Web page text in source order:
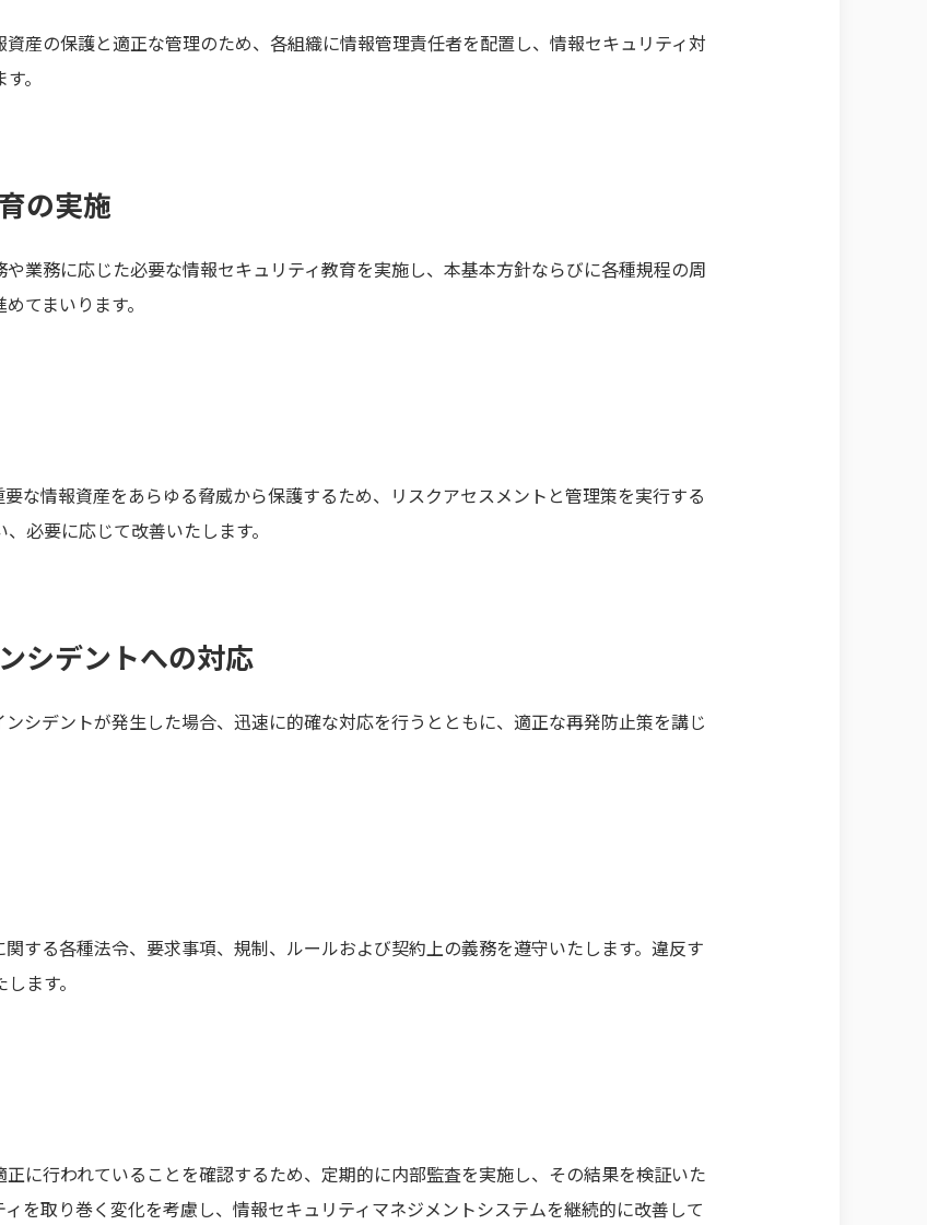
産の保護と適正な管理のため、各組織に情報管理責任者を配置し、情報セキュリティ対
。
の実施
業務に応じた必要な情報セキュリティ教育を実施し、本基本方針ならびに各種規程の周
てまいります。
な情報資産をあらゆる脅威から保護するため、リスクアセスメントと管理策を実行する
必要に応じて改善いたします。
シデントへの対応
シデントが発生した場合、迅速に的確な対応を行うとともに、適正な再発防止策を講じ
する各種法令、要求事項、規制、ルールおよび契約上の義務を遵守いたします。違反す
ます。
に行われていることを確認するため、定期的に内部監査を実施し、その結果を検証いた
を取り巻く変化を考慮し、情報セキュリティマネジメントシステムを継続的に改善して